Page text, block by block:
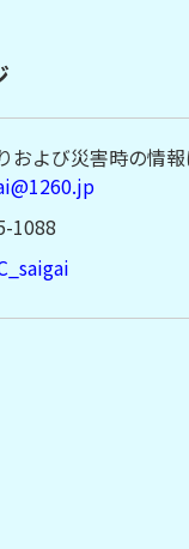
および災害時の情
1088